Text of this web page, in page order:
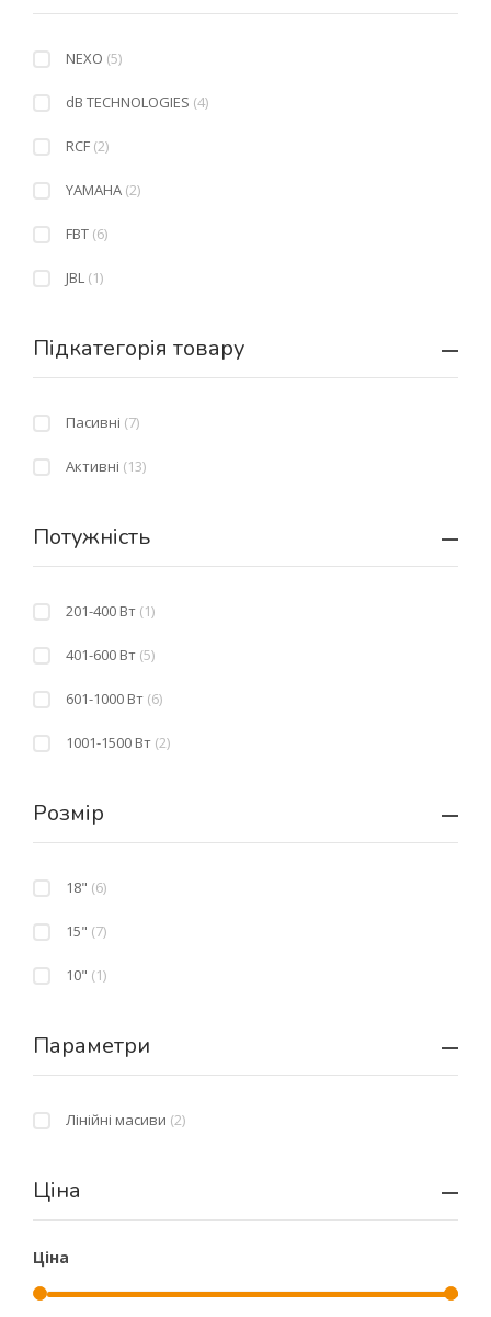
NEXO (5)
dB TECHNOLOGIES (4)
RCF (2)
YAMAHA (2)
FBT (6)
JBL (1)
Підкатегорія товару
Пасивні (7)
Активні (13)
Потужність
201-400 Вт (1)
401-600 Вт (5)
601-1000 Вт (6)
1001-1500 Вт (2)
Розмір
18" (6)
15" (7)
10" (1)
Параметри
Лінійні масиви (2)
Ціна
Ціна